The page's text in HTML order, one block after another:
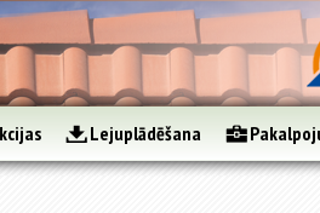
Lejuplādēšana